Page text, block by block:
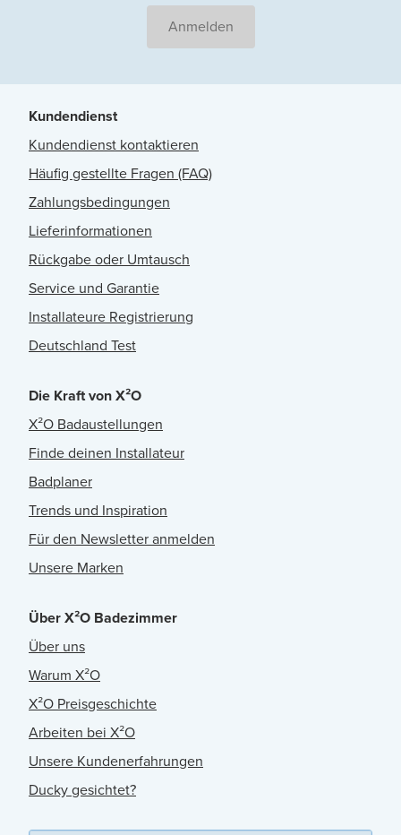
Anmelden
Kundendienst
Kundendienst kontaktieren
Häufig gestellte Fragen (FAQ)
Zahlungsbedingungen
Lieferinformationen
Rückgabe oder Umtausch
Service und Garantie
Installateure Registrierung
Deutschland Test
Die Kraft von X²O
X²O Badaustellungen
Finde deinen Installateur
Badplaner
Trends und Inspiration
Für den Newsletter anmelden
Unsere Marken
Über X²O Badezimmer
Über uns
Warum X²O
X²O Preisgeschichte
Arbeiten bei X²O
Unsere Kundenerfahrungen
Ducky gesichtet?